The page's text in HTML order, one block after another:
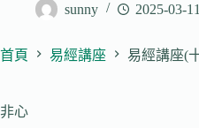
sunny 2025-03-11
首頁 易經講座 易經講座(
非心